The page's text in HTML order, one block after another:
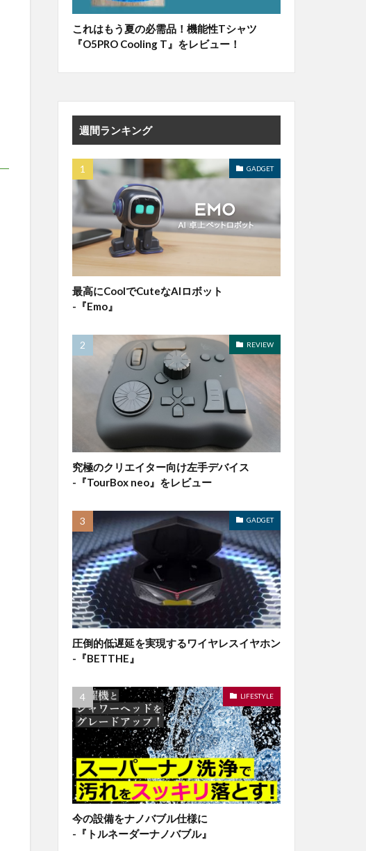
これはもう夏の必需品！機能性Tシャツ
『O5PRO Cooling T』をレビュー！
週間ランキング
GADGET
最高にCoolでCuteなAIロボット
-『Emo』
REVIEW
究極のクリエイター向け左手デバイス
-『TourBox neo』をレビュー
GADGET
圧倒的低遅延を実現するワイヤレスイヤホン
-『BETTHE』
LIFESTYLE
今の設備をナノバブル仕様に
-『トルネーダーナノバブル』